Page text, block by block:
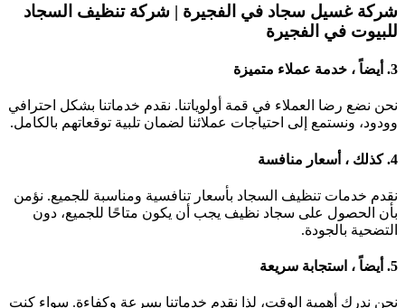
شركة غسيل سجاد في الفجيرة | شركة تنظيف السجاد
للبيوت في الفجيرة
3. أيضاً ، خدمة عملاء متميزة
نحن نضع رضا العملاء في قمة أولوياتنا. نقدم خدماتنا بشكل احترافي
وودود، ونستمع إلى احتياجات عملائنا لضمان تلبية توقعاتهم بالكامل.
4. كذلك ، أسعار منافسة
نقدم خدمات تنظيف السجاد بأسعار تنافسية ومناسبة للجميع. نؤمن
بأن الحصول على سجاد نظيف يجب أن يكون متاحًا للجميع، دون
التضحية بالجودة.
5. أيضاً ، استجابة سريعة
نحن ندرك أهمية الوقت، لذا نقدم خدماتنا بسرعة وكفاءة. سواء كنت